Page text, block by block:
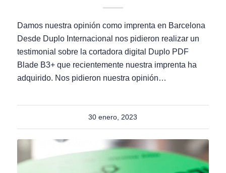
Damos nuestra opinión como imprenta en Barcelona
Desde Duplo Internacional nos pidieron realizar un
testimonial sobre la cortadora digital Duplo PDF
Blade B3+ que recientemente nuestra imprenta ha
adquirido. Nos pidieron nuestra opinión…
30 enero, 2023